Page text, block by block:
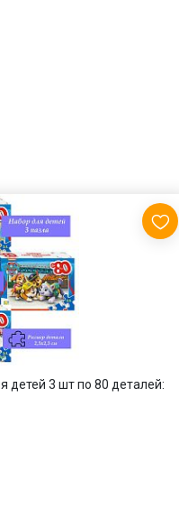
детей 3 шт по 80 деталей: